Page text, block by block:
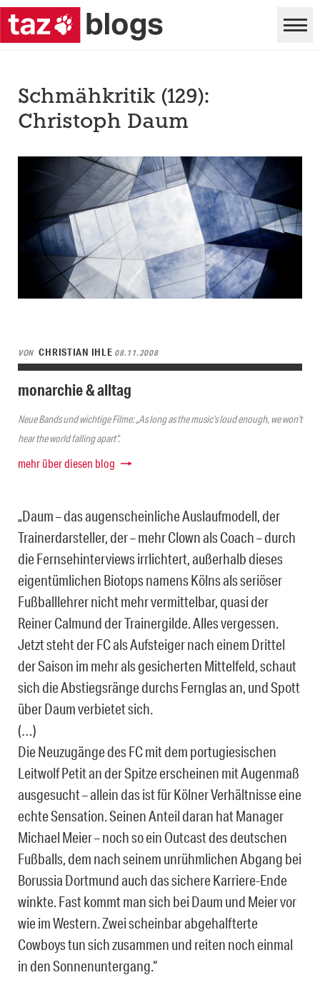
Schmähkritik (129):
Christoph Daum
VON CHRISTIAN IHLE 08.11.2008
monarchie & alltag
Neue Bands und wichtige Filme: „As long as the music’s loud enough, we won’t
hear the world falling apart“.
mehr über diesen blog
„Daum – das augenscheinliche Auslaufmodell, der
Trainerdarsteller, der – mehr Clown als Coach – durch
die Fernsehinterviews irrlichtert, außerhalb dieses
eigentümlichen Biotops namens Kölns als seriöser
Fußballlehrer nicht mehr vermittelbar, quasi der
Reiner Calmund der Trainergilde. Alles vergessen.
Jetzt steht der FC als Aufsteiger nach einem Drittel
der Saison im mehr als gesicherten Mittelfeld, schaut
sich die Abstiegsränge durchs Fernglas an, und Spott
über Daum verbietet sich.
(…)
Die Neuzugänge des FC mit dem portugiesischen
Leitwolf Petit an der Spitze erscheinen mit Augenmaß
ausgesucht – allein das ist für Kölner Verhältnisse eine
echte Sensation. Seinen Anteil daran hat Manager
Michael Meier – noch so ein Outcast des deutschen
Fußballs, dem nach seinem unrühmlichen Abgang bei
Borussia Dortmund auch das sichere Karriere-Ende
winkte. Fast kommt man sich bei Daum und Meier vor
wie im Western. Zwei scheinbar abgehalfterte
Cowboys tun sich zusammen und reiten noch einmal
in den Sonnenuntergang.“